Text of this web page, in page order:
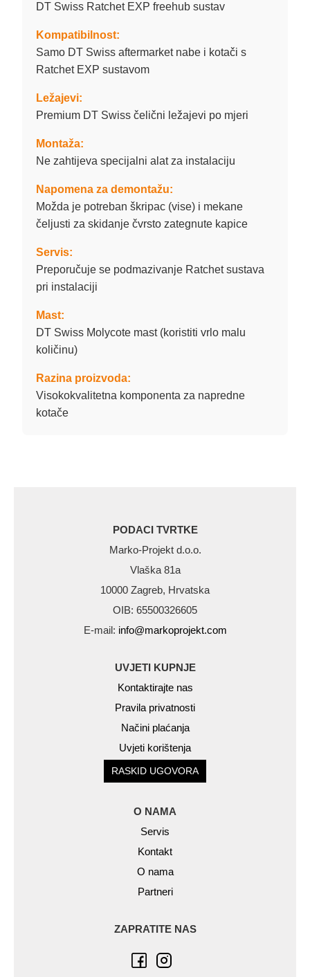
DT Swiss Ratchet EXP freehub sustav
Kompatibilnost:
Samo DT Swiss aftermarket nabe i kotači s
Ratchet EXP sustavom
Ležajevi:
Premium DT Swiss čelični ležajevi po mjeri
Montaža:
Ne zahtijeva specijalni alat za instalaciju
Napomena za demontažu:
Možda je potreban škripac (vise) i mekane
čeljusti za skidanje čvrsto zategnute kapice
Servis:
Preporučuje se podmazivanje Ratchet sustava
pri instalaciji
Mast:
DT Swiss Molycote mast (koristiti vrlo malu
količinu)
Razina proizvoda:
Visokokvalitetna komponenta za napredne
kotače
PODACI TVRTKE
Marko-Projekt d.o.o.
Vlaška 81a
10000 Zagreb, Hrvatska
OIB: 65500326605
E-mail: info@markoprojekt.com
UVJETI KUPNJE
Kontaktirajte nas
Pravila privatnosti
Načini plaćanja
Uvjeti korištenja
RASKID UGOVORA
O NAMA
Servis
Kontakt
O nama
Partneri
ZAPRATITE NAS